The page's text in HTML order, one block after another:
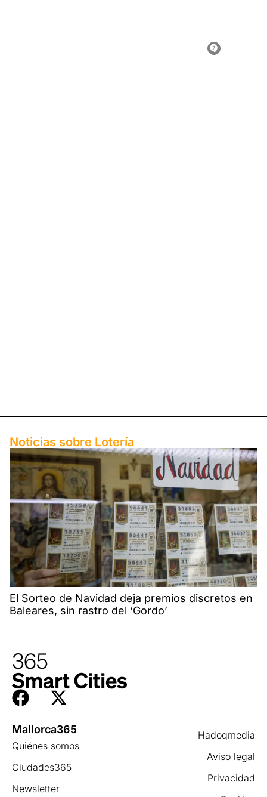
Noticias sobre ​Lotería
El Sorteo de Navidad deja premios discretos en
Baleares, sin rastro del ‘Gordo’
Hadoqmedia
Aviso legal
Privacidad
Mallorca365
Quiénes somos
Ciudades365
Newsletter